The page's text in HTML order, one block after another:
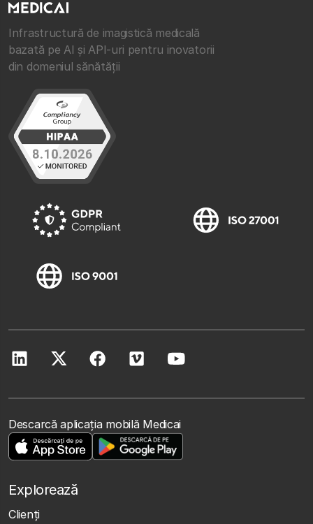
Infrastructură de imagistică medicală
bazată pe AI și API-uri pentru inovatorii
din domeniul sănătății
Descarcă aplicația mobilă Medicai
Explorează
Clienţi